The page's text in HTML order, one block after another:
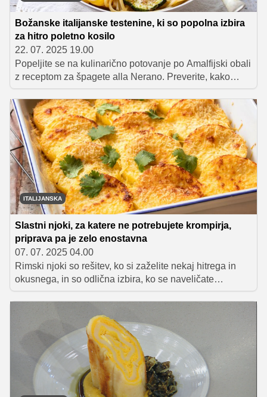
Božanske italijanske testenine, ki so popolna izbira
za hitro poletno kosilo
22. 07. 2025 19.00
Popeljite se na kulinarično potovanje po Amalfijski obali
z receptom za špagete alla Nerano. Preverite, kako
lahko doma pripravite to slastno testeninsko jed z
bučkami, sirom in svežo baziliko. Preprosta priprava, a
nepozaben okus, ki vas bo z vsakim grižljajem popeljal
v sončno Italijo!
ITALIJANSKA
Slastni njoki, za katere ne potrebujete krompirja,
priprava pa je zelo enostavna
07. 07. 2025 04.00
Rimski njoki so rešitev, ko si zaželite nekaj hitrega in
okusnega, in so odlična izbira, ko se naveličate
"običajnih" krompirjevih njokov. Za njihovo pripravo ne
potrebujete krompirja, temveč pšenični zdrob,
parmezan, jajca in maslo.